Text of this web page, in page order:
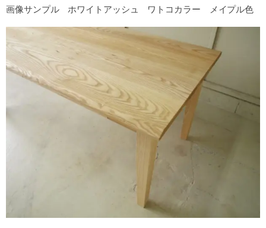
画像サンプル ホワイトアッシュ ワトコカラー メイプル色